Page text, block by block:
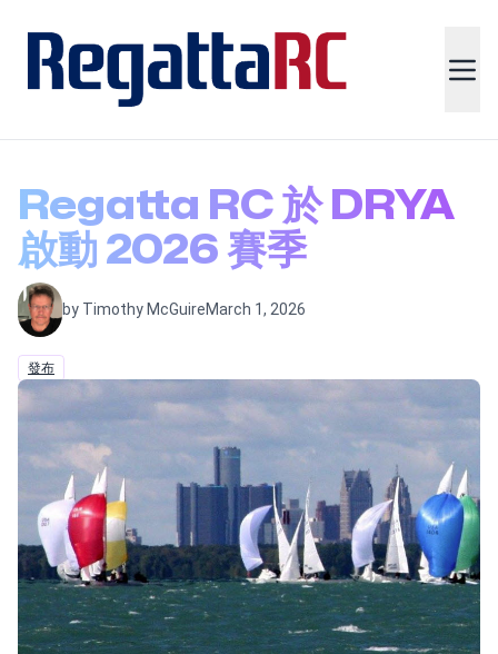
Regatta RC 於 DRYA
啟動 2026 賽季
by Timothy McGuireMarch 1, 2026
發布